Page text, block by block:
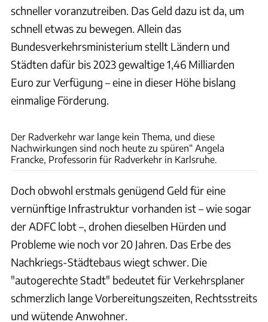
schneller voranzutreiben. Das Geld dazu ist da, um
schnell etwas zu bewegen. Allein das
Bundesverkehrsministerium stellt Ländern und
Städten dafür bis 2023 gewaltige 1,46 Milliarden
Euro zur Verfügung – eine in dieser Höhe bislang
einmalige Förderung.
Der Radverkehr war lange kein Thema, und diese
Nachwirkungen sind noch heute zu spüren“ Angela
Francke, Professorin für Radverkehr in Karlsruhe.
Doch obwohl erstmals genügend Geld für eine
vernünftige Infrastruktur vorhanden ist – wie sogar
der ADFC lobt –, drohen dieselben Hürden und
Probleme wie noch vor 20 Jahren. Das Erbe des
Nachkriegs-Städtebaus wiegt schwer. Die
"autogerechte Stadt" bedeutet für Verkehrsplaner
schmerzlich lange Vorbereitungszeiten, Rechtsstreits
und wütende Anwohner.